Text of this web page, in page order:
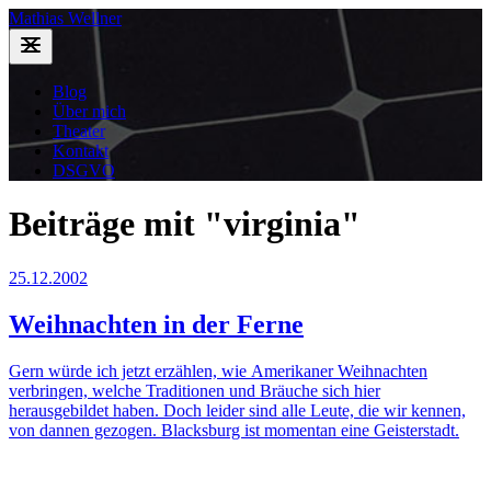
Mathias Wellner
Blog
Über mich
Theater
Kontakt
DSGVO
Beiträge mit "virginia"
25.12.2002
Weihnachten in der Ferne
Gern würde ich jetzt erzählen, wie Amerikaner Weihnachten
verbringen, welche Traditionen und Bräuche sich hier
herausgebildet haben. Doch leider sind alle Leute, die wir kennen,
von dannen gezogen. Blacksburg ist momentan eine Geisterstadt.